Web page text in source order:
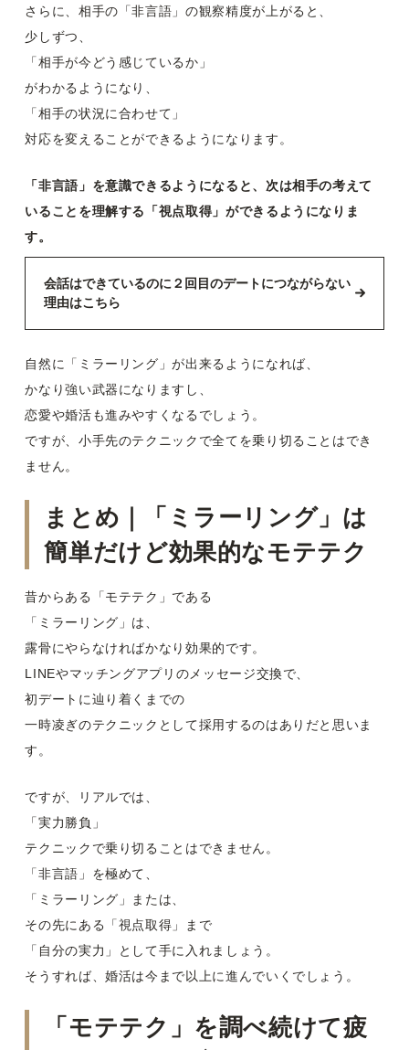
さらに、相手の「非言語」の観察精度が上がると、
少しずつ、
「相手が今どう感じているか」
がわかるようになり、
「相手の状況に合わせて」
対応を変えることができるようになります。
「非言語」を意識できるようになると、次は相手の考えて
いることを理解する「視点取得」ができるようになりま
す。
会話はできているのに２回目のデートにつながらない
理由はこちら
自然に「ミラーリング」が出来るようになれば、
かなり強い武器になりますし、
恋愛や婚活も進みやすくなるでしょう。
ですが、小手先のテクニックで全てを乗り切ることはでき
ません。
まとめ｜「ミラーリング」は
簡単だけど効果的なモテテク
昔からある「モテテク」である
「ミラーリング」は、
露骨にやらなければかなり効果的です。
LINEやマッチングアプリのメッセージ交換で、
初デートに辿り着くまでの
一時凌ぎのテクニックとして採用するのはありだと思いま
す。
ですが、リアルでは、
「実力勝負」
テクニックで乗り切ることはできません。
「非言語」を極めて、
「ミラーリング」または、
その先にある「視点取得」まで
「自分の実力」として手に入れましょう。
そうすれば、婚活は今まで以上に進んでいくでしょう。
「モテテク」を調べ続けて疲